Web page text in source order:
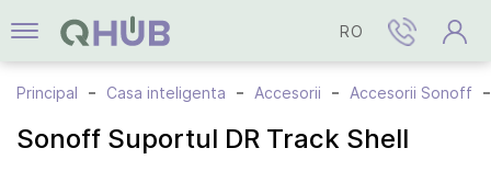
RO
Principal Casa inteligenta Accesorii Accesorii Sonoff
Sonoff Suportul DR Track Shell